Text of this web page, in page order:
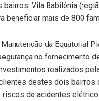
Vila Babilônia
beneficiar mais de 800
da Equatorial
no fornecimento
realizados
destes dois bairros
de acidentes